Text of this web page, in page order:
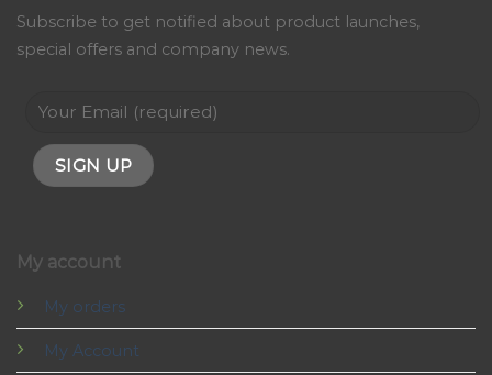
My account
My orders
My Account
Subscribe to get notified about product launches,
special offers and company news.